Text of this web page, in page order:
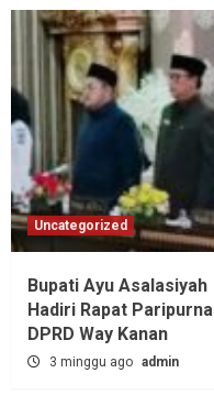
Uncategorized
Bupati Ayu Asalasiyah
Hadiri Rapat Paripurna
DPRD Way Kanan
3 minggu ago admin